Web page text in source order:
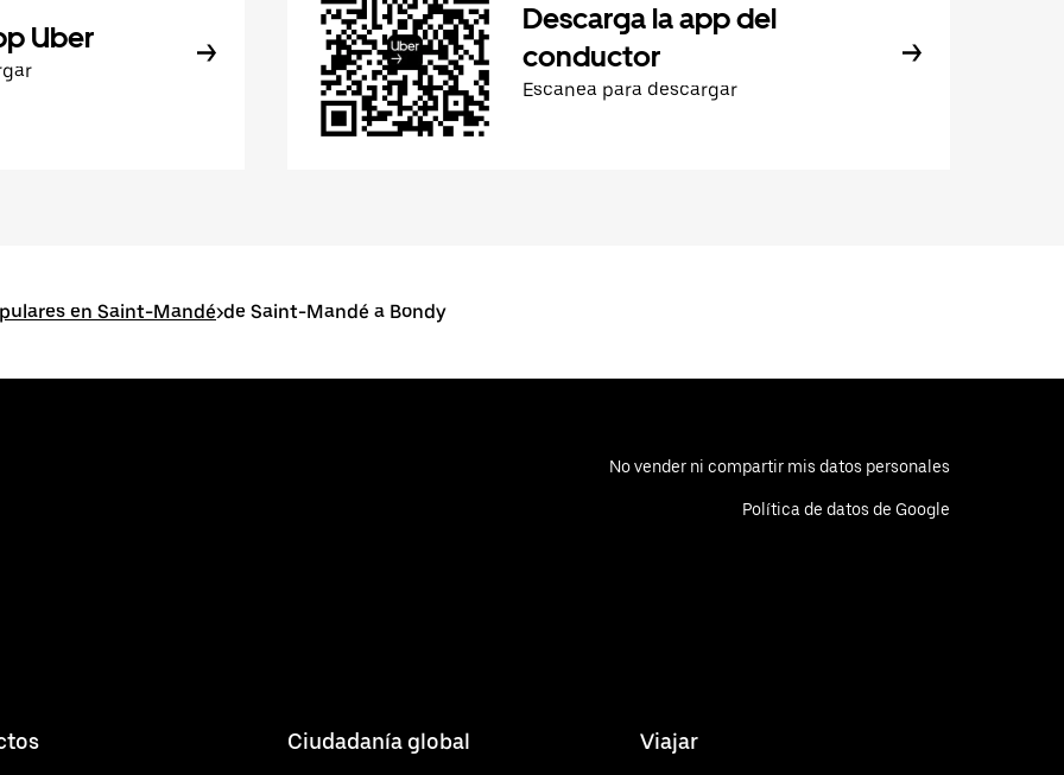
Uber
Descarga la app del
conductor
Escanea para descargar
en Saint-Mandé>de Saint-Mandé a Bondy
No vender ni compartir mis datos personales
Política de datos de Google
Ciudadanía global Viajar